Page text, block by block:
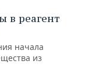
в реагент
начала
из